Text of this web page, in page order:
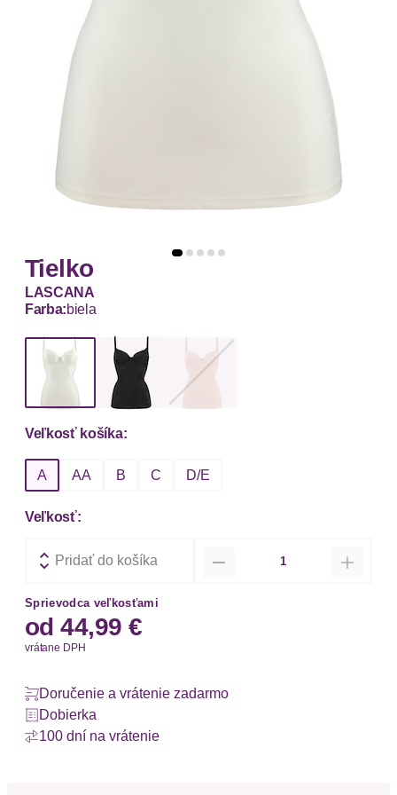
Tielko
LASCANA
Farba:biela
Veľkosť košíka:
A AA B C D/E
Veľkosť:
Pridať do košíka
Sprievodca veľkosťami
od 44,99 €
vrátane DPH
Doručenie a vrátenie zadarmo
Dobierka
100 dní na vrátenie